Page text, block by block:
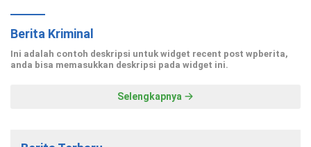
Berita Kriminal
Ini adalah contoh deskripsi untuk widget recent post wpberita,
anda bisa memasukkan deskripsi pada widget ini.
Selengkapnya